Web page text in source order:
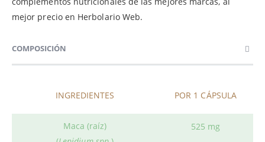
mejor precio en Herbolario Web.
COMPOSICIÓN
INGREDIENTES POR 1 CÁPSULA
Maca (raíz)
525 mg